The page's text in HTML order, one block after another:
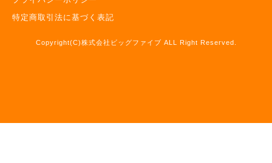
特定商取引法に基づく表記
Copyright(C)株式会社ビッグファイブ ALL Right Reserved.